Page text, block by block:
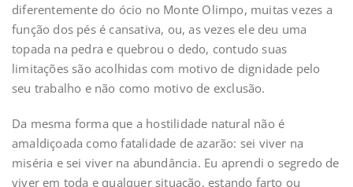
diferentemente do ócio no Monte Olimpo, muitas vezes a
função dos pés é cansativa, ou, as vezes ele deu uma
topada na pedra e quebrou o dedo, contudo suas
limitações são acolhidas com motivo de dignidade pelo
seu trabalho e não como motivo de exclusão.
Da mesma forma que a hostilidade natural não é
amaldiçoada como fatalidade de azarão: sei viver na
miséria e sei viver na abundância. Eu aprendi o segredo de
viver em toda e qualquer situação, estando farto ou